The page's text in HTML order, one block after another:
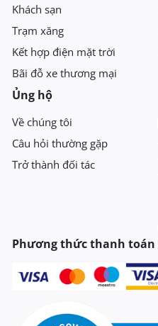
Khách sạn
Trạm xăng
Kết hợp điện mặt trời
Bãi đỗ xe thương mại
Ủng hộ
Về chúng tôi
Câu hỏi thường gặp
Trở thành đối tác
Phương thức thanh toán